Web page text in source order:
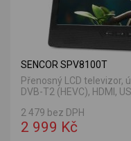
SENCOR SPV8100T
Přenosný LCD televizor,
DVB-T2 (HEVC), HDMI,
2 479 bez DPH
2 999 Kč